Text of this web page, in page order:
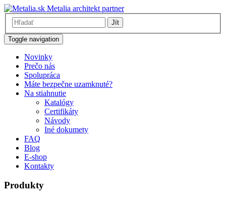
Metalia architekt partner
Jít
Toggle navigation
Novinky
Prečo nás
Spolupráca
Máte bezpečne uzamknuté?
Na stiahnutie
Katalógy
Certifikáty
Návody
Iné dokumety
FAQ
Blog
E-shop
Kontakty
Produkty